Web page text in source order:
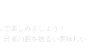
楽しみましょう！
頃の腕を振るい美味しい